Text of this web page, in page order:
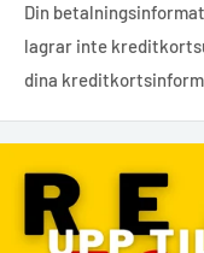
Din
lagrar inte
dina